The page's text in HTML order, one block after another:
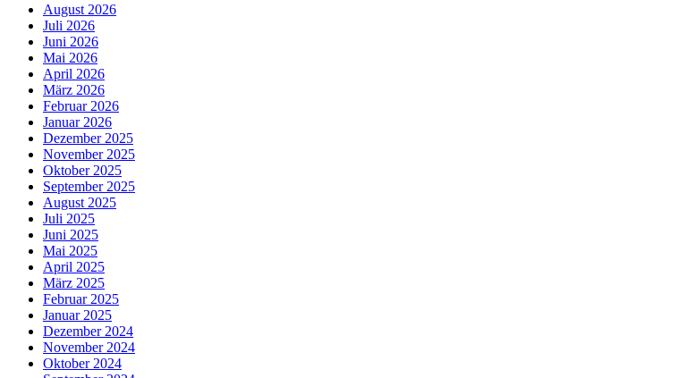
August 2026
Juli 2026
Juni 2026
Mai 2026
April 2026
März 2026
Februar 2026
Januar 2026
Dezember 2025
November 2025
Oktober 2025
September 2025
August 2025
Juli 2025
Juni 2025
Mai 2025
April 2025
März 2025
Februar 2025
Januar 2025
Dezember 2024
November 2024
Oktober 2024